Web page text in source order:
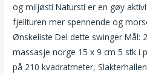
og miljøsti Natursti er en gøy
fjellturen mer spennende og
Ønskeliste Del dette swinger Mål:
massasje norge 15 x 9 cm 5 stk i
på 210 kvadratmeter,